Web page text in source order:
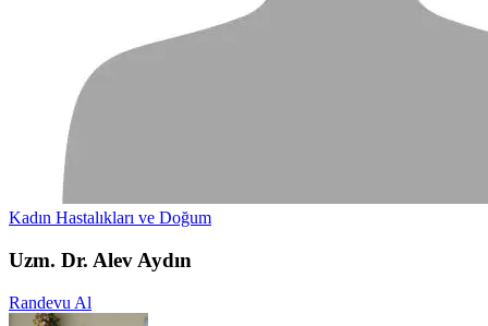
Kadın Hastalıkları ve Doğum
Uzm. Dr. Alev Aydın
Randevu Al